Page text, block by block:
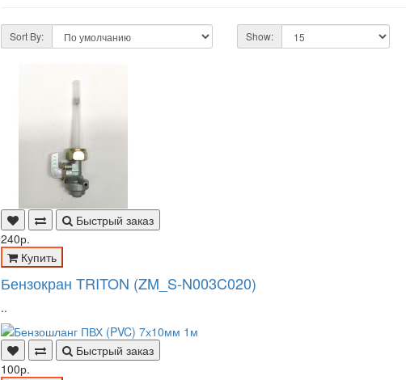
Sort By: Show:
Быстрый заказ
240р.
Купить
Бензокран TRITON (ZM_S-N003C020)
..
Быстрый заказ
100р.